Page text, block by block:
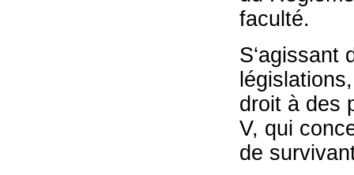
faculté.
S‘agissant
droit à des
V, qui
de